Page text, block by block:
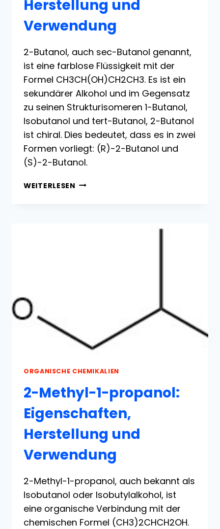
Herstellung und
Verwendung
2-Butanol, auch sec-Butanol genannt,
ist eine farblose Flüssigkeit mit der
Formel CH3CH(OH)CH2CH3. Es ist ein
sekundärer Alkohol und im Gegensatz
zu seinen Strukturisomeren 1-Butanol,
Isobutanol und tert-Butanol, 2-Butanol
ist chiral. Dies bedeutet, dass es in zwei
Formen vorliegt: (R)-2-Butanol und
(S)-2-Butanol.
WEITERLESEN 2-
ORGANISCHE CHEMIKALIEN
2-Methyl-1-propanol:
Eigenschaften,
Herstellung und
Verwendung
2-Methyl-1-propanol, auch bekannt als
Isobutanol oder Isobutylalkohol, ist
eine organische Verbindung mit der
chemischen Formel (CH3)2CHCH2OH.